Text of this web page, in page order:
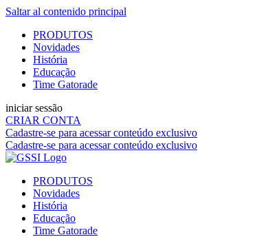
Saltar al contenido principal
PRODUTOS
Novidades
História
Educação
Time Gatorade
iniciar sessão
CRIAR CONTA
Cadastre-se para acessar conteúdo exclusivo
Cadastre-se para acessar conteúdo exclusivo
PRODUTOS
Novidades
História
Educação
Time Gatorade